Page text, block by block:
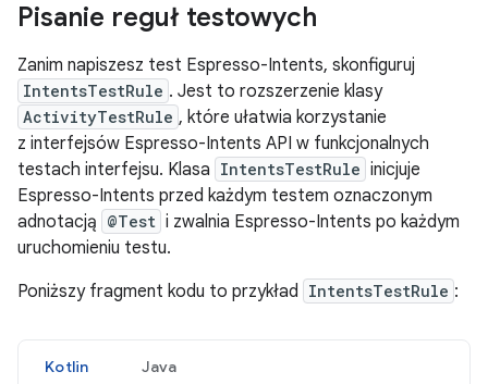
Pisanie reguł testowych
Zanim napiszesz test Espresso-Intents, skonfiguruj
IntentsTestRule . Jest to rozszerzenie klasy
ActivityTestRule , które ułatwia korzystanie
z interfejsów Espresso-Intents API w funkcjonalnych
testach interfejsu. Klasa IntentsTestRule inicjuje
Espresso-Intents przed każdym testem oznaczonym
adnotacją @Test i zwalnia Espresso-Intents po każdym
uruchomieniu testu.
Poniższy fragment kodu to przykład IntentsTestRule :
Kotlin Java